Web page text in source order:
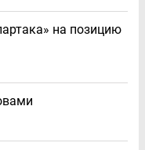
на позицию